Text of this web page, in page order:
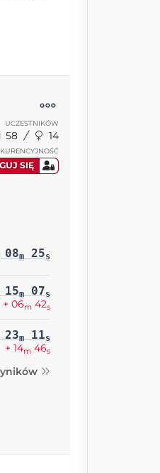
UCZESTNIKÓW
58 14
SIĘ
08m 25s
15m 07s
+ 06m 42s
23m 11s
+ 14m 46s